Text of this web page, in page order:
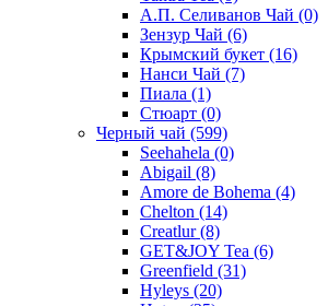
А.П. Селиванов Чай (0)
Зензур Чай (6)
Крымский букет (16)
Нанси Чай (7)
Пиала (1)
Стюарт (0)
Черный чай (599)
Seehahela (0)
Abigail (8)
Amore de Bohema (4)
Chelton (14)
Creatlur(8)
GET&JOY Tea (6)
Greenfield (31)
Hyleys (20)